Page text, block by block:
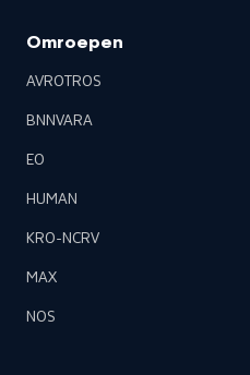
Omroepen
AVROTROS
BNNVARA
EO
HUMAN
KRO-NCRV
MAX
NOS